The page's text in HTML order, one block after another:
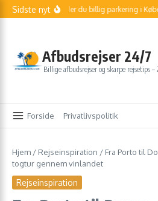
Fortsæt til indhold
Sidste nyt
Sådan finder du billig parkering i
Afbudsrejser 24/7
Billige afbudsrejser og skarpe rejsetips –
Forside Privatlivspolitik
Hjem / Rejseinspiration / Fra Porto til
togtur gennem vinlandet
Rejseinspiration